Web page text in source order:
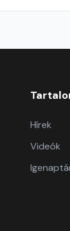
Hírek
Videók